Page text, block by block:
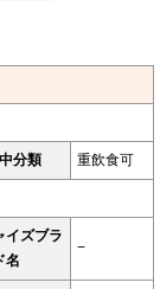
分類 重飲食可
イズブラ
名
−